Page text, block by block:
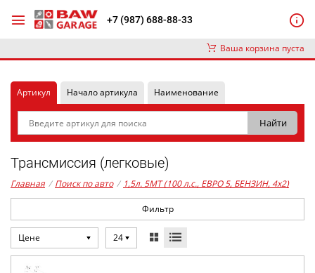
+7 (987) 688-88-33
Ваша корзина пуста
Артикул Начало артикула Наименование
Трансмиссия (легковые)
Главная / Поиск по авто / 1,5л. 5MT (100 л.с., ЕВРО 5, БЕНЗИН, 4x2)
Фильтр
Цене 24